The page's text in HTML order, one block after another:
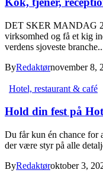
DET SKER MANDAG
virksomhed og få et kig
verdens sjoveste
ByRedaktørnovember 8,
Hotel, restaurant & café
Hold din fest på
Du får kun én chance for
der være styr på alle
ByRedaktøroktober 3,